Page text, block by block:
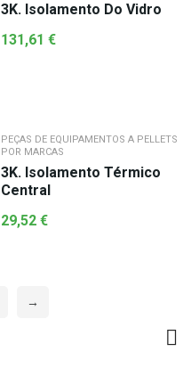
3K. Isolamento Do Vidro
131,61 €
PEÇAS DE EQUIPAMENTOS A PELLETS
POR MARCAS
3K. Isolamento Térmico
Central
29,52 €
→